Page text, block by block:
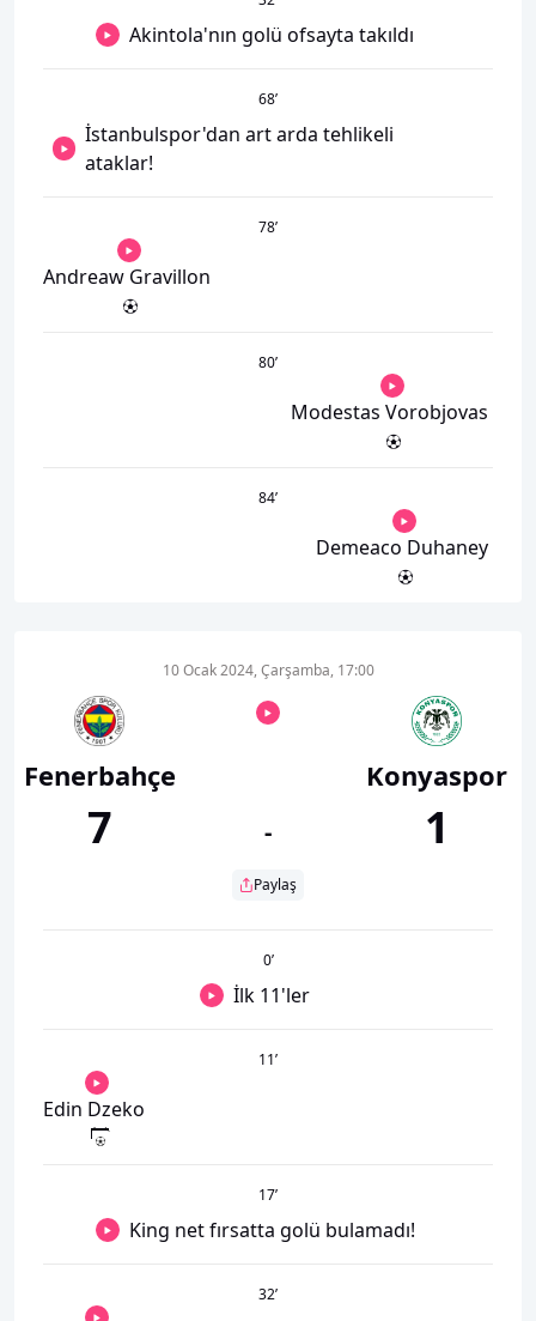
Akintola'nın golü ofsayta takıldı
68’
İstanbulspor'dan art arda tehlikeli
ataklar!
78’
Andreaw Gravillon
80’
Modestas Vorobjovas
84’
Demeaco Duhaney
Fenerbahçe
7
10 Ocak 2024, Çarşamba, 17:00
-
Paylaş
Konyaspor
1
0’
İlk 11'ler
11’
Edin Dzeko
17’
King net fırsatta golü bulamadı!
32’